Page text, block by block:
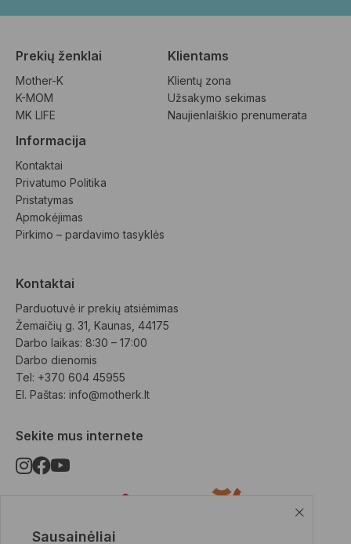
Prekių ženklai
Mother-K
K-MOM
MK LIFE
Klientams
Klientų zona
Užsakymo sekimas
Naujienlaiškio prenumerata
Informacija
Kontaktai
Privatumo Politika
Pristatymas
Apmokėjimas
Pirkimo – pardavimo tasyklės
Kontaktai
Parduotuvė ir prekių atsiėmimas
Žemaičių g. 31, Kaunas, 44175
Darbo laikas: 8:30 – 17:00
Darbo dienomis
Tel: +370 604 45955
El. Paštas: info@motherk.lt
Sekite mus internete
Sausainėliai